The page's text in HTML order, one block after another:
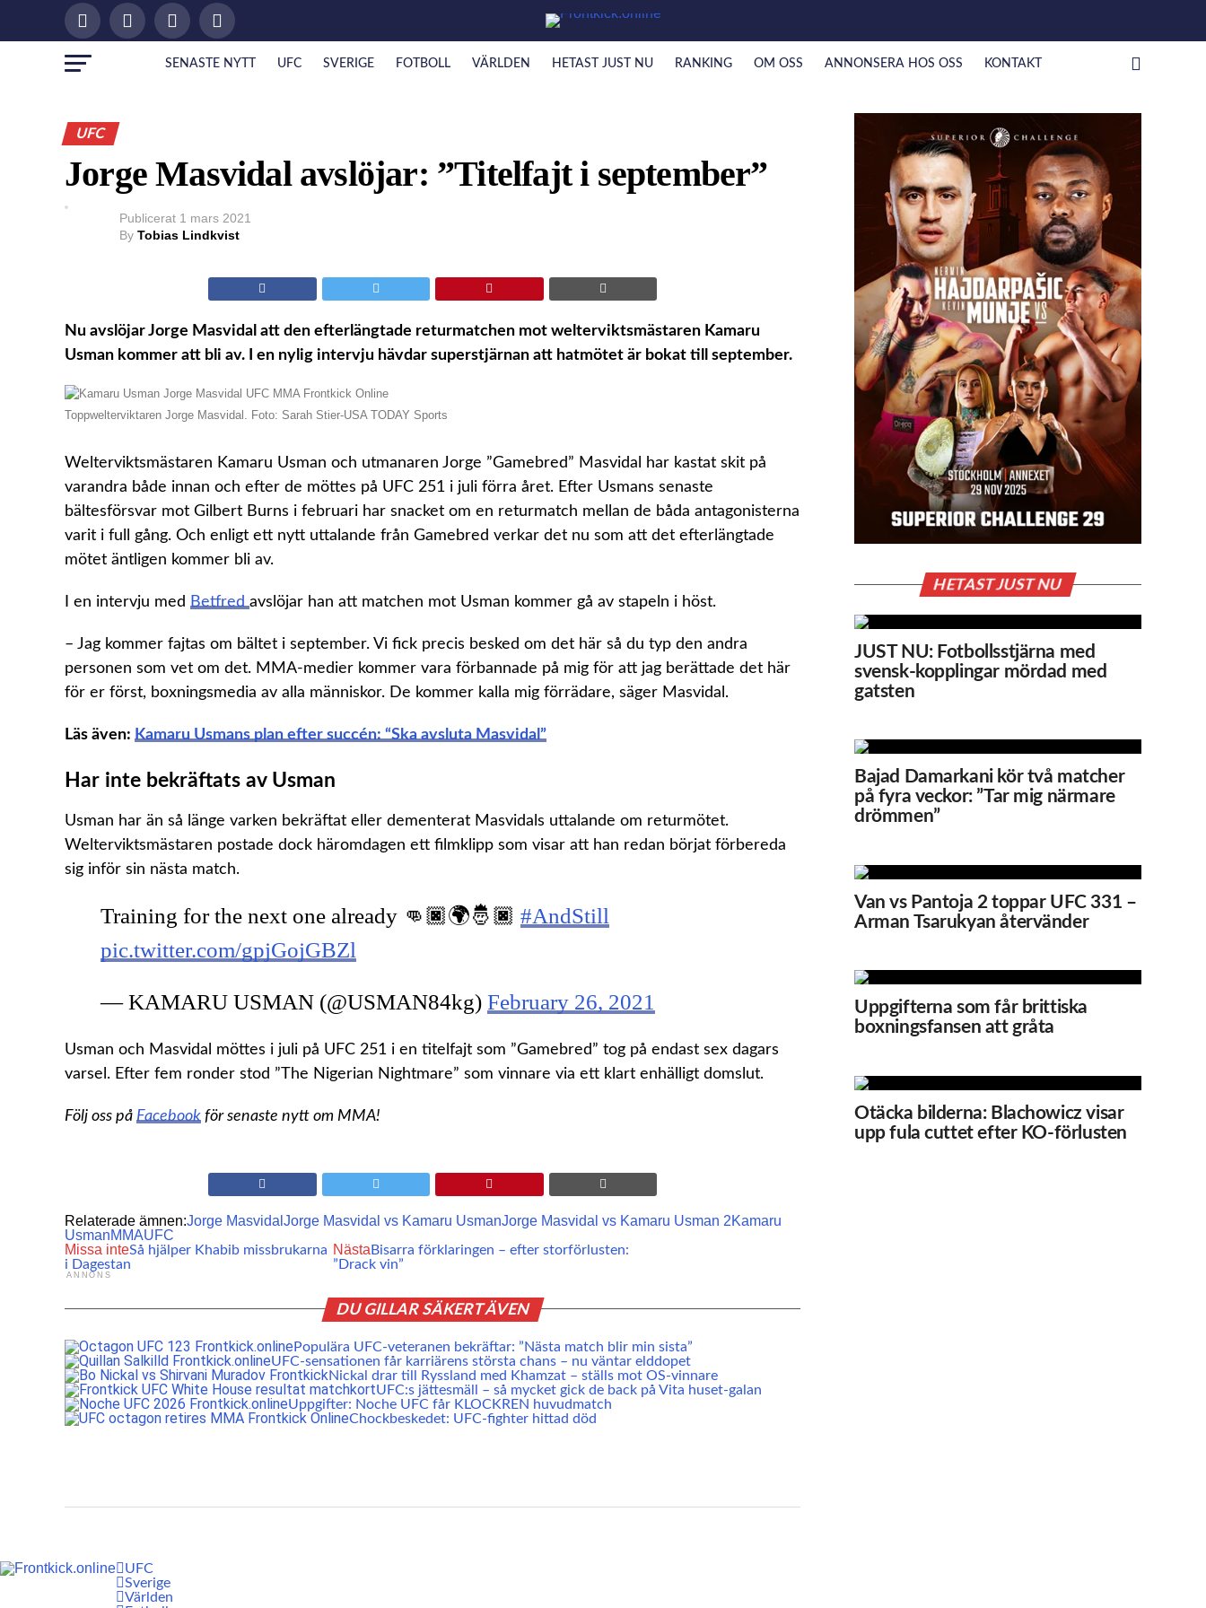
SENASTE NYTT UFC SVERIGE FOTBOLL VÄRLDEN HETAST JUST NU RANKING OM OSS ANNONSERA HOS OSS KONTAKT
UFC
Jorge Masvidal avslöjar: ”Titelfajt i september”
Publicerat 1 mars 2021
By Tobias Lindkvist
Nu avslöjar Jorge Masvidal att den efterlängtade returmatchen mot welterviktsmästaren Kamaru
Usman kommer att bli av. I en nylig intervju hävdar superstjärnan att hatmötet är bokat till september.
Toppwelterviktaren Jorge Masvidal. Foto: Sarah Stier-USA TODAY Sports
Welterviktsmästaren Kamaru Usman och utmanaren Jorge ”Gamebred” Masvidal har kastat skit på
varandra både innan och efter de möttes på UFC 251 i juli förra året. Efter Usmans senaste
bältesförsvar mot Gilbert Burns i februari har snacket om en returmatch mellan de båda antagonisterna
varit i full gång. Och enligt ett nytt uttalande från Gamebred verkar det nu som att det efterlängtade
mötet äntligen kommer bli av.
I en intervju med Betfred avslöjar han att matchen mot Usman kommer gå av stapeln i höst.
– Jag kommer fajtas om bältet i september. Vi fick precis besked om det här så du typ den andra
personen som vet om det. MMA-medier kommer vara förbannade på mig för att jag berättade det här
för er först, boxningsmedia av alla människor. De kommer kalla mig förrädare, säger Masvidal.
Läs även: Kamaru Usmans plan efter succén: “Ska avsluta Masvidal”
Har inte bekräftats av Usman
Usman har än så länge varken bekräftat eller dementerat Masvidals uttalande om returmötet.
Welterviktsmästaren postade dock häromdagen ett filmklipp som visar att han redan börjat förbereda
sig inför sin nästa match.
Training for the next one already 👊🏿🌍🤴🏿 #AndStill
pic.twitter.com/gpjGojGBZl
— KAMARU USMAN (@USMAN84kg) February 26, 2021
Usman och Masvidal möttes i juli på UFC 251 i en titelfajt som ”Gamebred” tog på endast sex dagars
varsel. Efter fem ronder stod ”The Nigerian Nightmare” som vinnare via ett klart enhälligt domslut.
Följ oss på Facebook för senaste nytt om MMA!
Relaterade ämnen:Jorge Masvidal Jorge Masvidal vs Kamaru UsmanJorge Masvidal vs Kamaru Usman 2Kamaru
UsmanMMAUFC
Nästa Bisarra förklaringen – efter storförlusten:
”Drack vin”
Missa inteSå hjälper Khabib missbrukarna
i Dagestan
ANNONS
DU GILLAR SÄKERT ÄVEN
Populära UFC-veteranen bekräftar: ”Nästa match blir min sista”
UFC-sensationen får karriärens största chans – nu väntar elddopet
Nickal drar till Ryssland med Khamzat – ställs mot OS-vinnare
UFC:s jättesmäll – så mycket gick de back på Vita huset-galan
Uppgifter: Noche UFC får KLOCKREN huvudmatch
Chockbeskedet: UFC-fighter hittad död
HETAST JUST NU
JUST NU: Fotbollsstjärna med
svensk-kopplingar mördad med
gatsten
Bajad Damarkani kör två matcher
på fyra veckor: ”Tar mig närmare
drömmen”
Van vs Pantoja 2 toppar UFC 331 –
Arman Tsarukyan återvänder
Uppgifterna som får brittiska
boxningsfansen att gråta
Otäcka bilderna: Blachowicz visar
upp fula cuttet efter KO-förlusten
UFC
Sverige
Världen